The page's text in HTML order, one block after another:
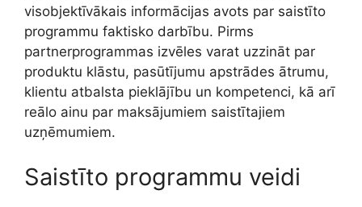
visobjektīvākais informācijas avots par saistīto
programmu faktisko darbību. Pirms
partnerprogrammas izvēles varat uzzināt par
produktu klāstu, pasūtījumu apstrādes ātrumu,
klientu atbalsta pieklājību un kompetenci, kā arī
reālo ainu par maksājumiem saistītajiem
uzņēmumiem.
Saistīto programmu veidi